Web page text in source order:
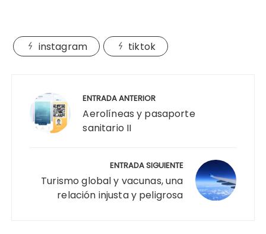
instagram tiktok
entradas
ENTRADA ANTERIOR
Aerolíneas y pasaporte
sanitario II
ENTRADA SIGUIENTE
Turismo global y vacunas, una
relación injusta y peligrosa